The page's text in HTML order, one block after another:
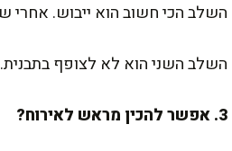
השלב הכי חשוב הוא ייבוש. אחרי שטיפה, תנו לכרובית
השלב השני הוא לא לצופף
3. אפשר להכין מראש לאירוח?